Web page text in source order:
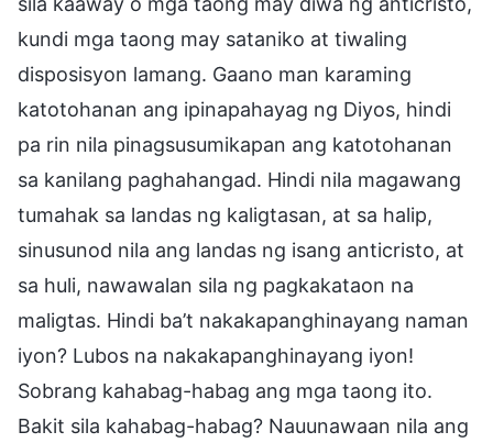
kundi mga taong may sataniko at tiwaling
disposisyon lamang. Gaano man karaming
katotohanan ang ipinapahayag ng Diyos, hindi
pa rin nila pinagsusumikapan ang katotohanan
sa kanilang paghahangad. Hindi nila magawang
tumahak sa landas ng kaligtasan, at sa halip,
sinusunod nila ang landas ng isang anticristo, at
sa huli, nawawalan sila ng pagkakataon na
maligtas. Hindi ba’t nakakapanghinayang naman
iyon? Lubos na nakakapanghinayang iyon!
Sobrang kahabag-habag ang mga taong ito.
Bakit sila kahabag-habag? Nauunawaan nila ang